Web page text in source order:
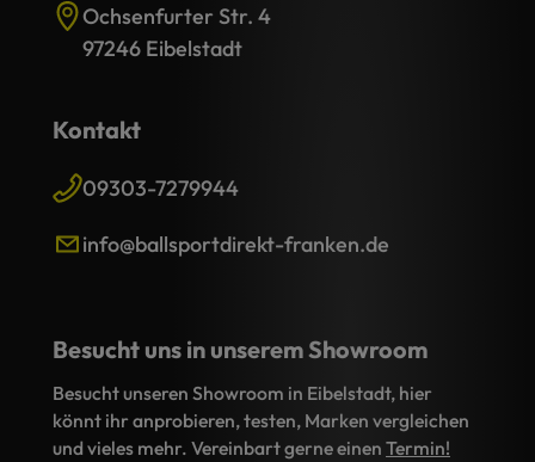
Ochsenfurter Str. 4
97246 Eibelstadt
Kontakt
09303-7279944
info@ballsportdirekt-franken.de
Besucht uns in unserem Showroom
Besucht unseren Showroom in Eibelstadt, hier
könnt ihr anprobieren, testen, Marken vergleichen
und vieles mehr. Vereinbart gerne einen Termin!